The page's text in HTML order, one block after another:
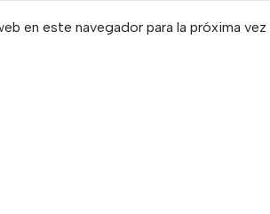
en este navegador para la próxima vez